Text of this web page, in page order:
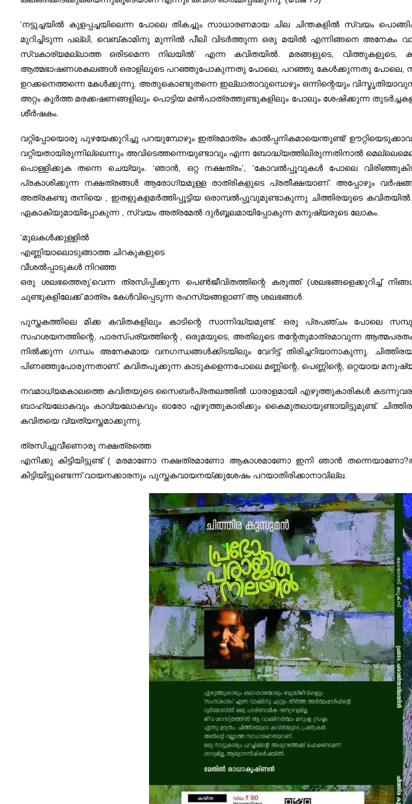
‘നട്ടുച്ചയിൽ കുളപ്പച്ചയിലെന്ന പോലെ തികച്ചും സാധാരണമായ ചില ചിന്തകളിൽ സ്വയം
മുറിച്ചിടുന്ന പല്ലി, വെബ്കാമിനു മുന്നിൽ പീലി വിടർത്തുന്ന ഒരു മയിൽ എന്നിങ്ങനെ
സ്വകാര്യമല്ലാത്ത ഒരിടമെന്ന നിലയിൽ’ എന്ന കവിതയിൽ. മരങ്ങളുടെ,
ആത്മഭാഷണശകലങ്ങൾ ഒരാളിലൂടെ പറഞ്ഞുപോകുന്നതു പോലെ, പറഞ്ഞു കേൾക്കുന്നതു പോലെ, നമ്മൾ
ഉറക്കനെത്തന്നെ കേൾക്കുന്നു. അതുകൊണ്ടുതന്നെ ഇല്ലാതാവുമ്പൊഴും ഒന്നിന്റെയും
അറ്റം കൂർത്ത മരക്കഷണങ്ങളിലും പൊട്ടിയ മൺപാത്രത്തുണ്ടുകളിലും പോലും ശേഷിക്കുന്ന
ശീർഷകം.
വറ്റിപ്പോയൊരു പുഴയേക്കുറിച്ചു പറയുമ്പോഴും ഇത്രമാത്രം കാൽ‌പ്പനികമായെന്തുണ്ട്/
വറ്റിയതായിരുന്നില്ലെന്നും അവിടെത്തന്നെയുണ്ടാവും എന്ന ബോദ്ധ്യത്തിലിരുന്നതിനാൽ
പൊള്ളിക്കുക തന്നെ ചെയ്യും. ‘ഞാൻ, ഒറ്റ നക്ഷത്രം’, ‘കോവൽ‌പ്പൂവുകൾ പോലെ
പ്രകാശിക്കുന്ന നക്ഷത്രങ്ങൾ ആരോഗ്യമുള്ള രാത്രികളുടെ പ്രതീക്ഷയാണ്. അപ്പോഴും
അത്രകണ്ടു തനിയെ , ഇതളുകളമർത്തിപ്പൂട്ടിയ ഒരാമ്പൽ‌പ്പൂവുമുണ്ടാകുന്നു ചിത്തിരയുടെ
ഏകാകിയുമായിപ്പോകുന്ന , സ്വയം അത്രമേൽ ദുർബ്ബലമായിപ്പോകുന്ന മനുഷ്യരുടെ ലോകം.
‘മുലകൾക്കുള്ളിൽ
എണ്ണിയാലൊടുങ്ങാത്ത ചിറകുകളുടെ
വീശൽ‌പ്പാടുകൾ നിറഞ്ഞ
ഒരു ശലഭത്തെരു’വെന്ന ത്രസിപ്പിക്കുന്ന പെൺജീവിതത്തിന്റെ കരുത്ത് (ശലഭങ്ങളെക്കുറിച്ച്
ചുണ്ടുകളിലേക്ക് മാത്രം കേൾവിപ്പെടുന്ന രഹസ്യങ്ങളാണ് ആ ശലഭങ്ങൾ.
പുസ്തകത്തിലെ മിക്ക കവിതകളിലും കാടിന്റെ സാന്നിദ്ധ്യമുണ്ട്. ഒരു പ്രപഞ്ചം
സഹശയനത്തിന്റെ, പാ‍രസ്പര്യത്തിന്റെ , ഒരുമയുടെ, അതിലൂടെ തന്റേതുമാത്രമാവുന്ന
നിൽക്കുന്ന ഗന്ധം അനേകമായ വനഗന്ധങ്ങൾക്കിടയിലും വേറിട്ട് തിരിച്ചറിയാനാകുന്നു.
പിണഞ്ഞുപോരുന്നതാണ്. കവിതപൂക്കുന്ന കാടുകളെന്നപോലെ മണ്ണിന്റെ, പെണ്ണിന്റെ, ഒറ്റയായ
നവമാധ്യമകാലത്തെ കവിതയുടെ സൈബർപ്രതലത്തിൽ ധാരാളമായി എഴുത്തുകാരികൾ
ബാഹ്യലോകവും കാവ്യലോകവും ഓരോ എഴുത്തുകാരിക്കും കൈമുതലായുണ്ടായിട്ടുമുണ്ട്.
കവിതയെ വ്യത്യസ്തമാക്കുന്നു.
ത്രസിച്ചുവീണൊരു നക്ഷത്രത്തെ
എനിക്കു കിട്ടിയിട്ടുണ്ട് ( മരമാണോ നക്ഷത്രമാണോ ആകാശമാണോ ഇനി ഞാൻ
കിട്ടിയിട്ടുണ്ടെന്ന് വായനക്കാരനും പുസ്തകവായനയ്ക്കുശേഷം പറയാതിരിക്കാനാവില്ല.